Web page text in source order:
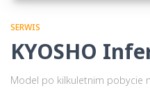
SERWIS
KYOSHO
Model po kilkuletnim pobycie